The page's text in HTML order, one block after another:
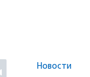
Новости